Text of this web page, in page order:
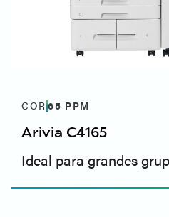
COR65 PPM
Arivia C4165
Ideal para grandes